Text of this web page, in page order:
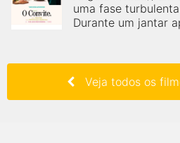
uma fase
Durante um jantar
Veja todos os